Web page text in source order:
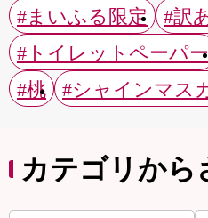
#まいふる限定
#訳
#トイレットペーパー
#桃
#シャインマス
カテゴリから